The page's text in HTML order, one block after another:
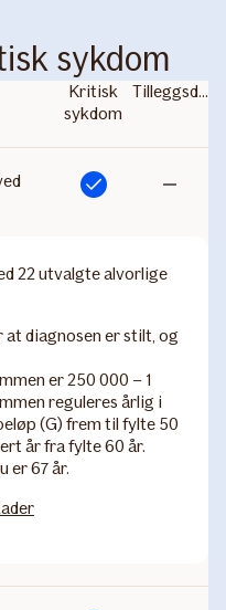
sykdom
Kritisk
sykdom
Tilleggsdekning
Inkludert
22 utvalgte alvorlige
diagnosen er stilt, og
er 250 000 – 1
reguleres årlig i
(G) frem til fylte 50
år fra fylte 60 år.
er 67 år.